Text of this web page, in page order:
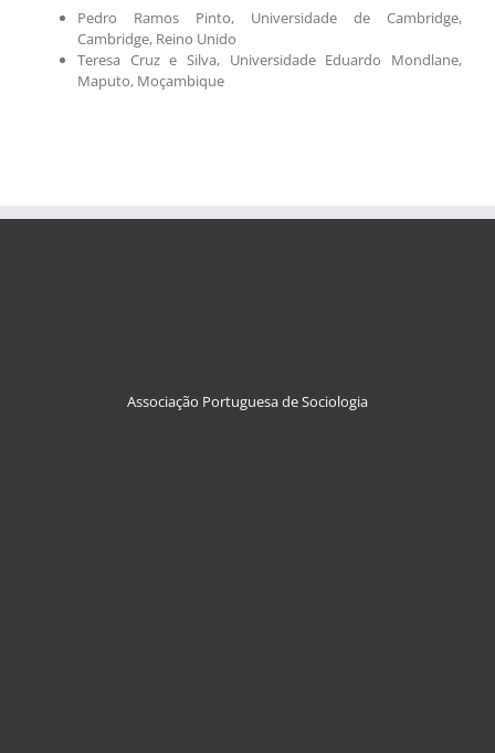
Pedro Ramos Pinto, Universidade de Cambridge,
Cambridge, Reino Unido
Teresa Cruz e Silva, Universidade Eduardo Mondlane,
Maputo, Moçambique
Associação Portuguesa de Sociologia